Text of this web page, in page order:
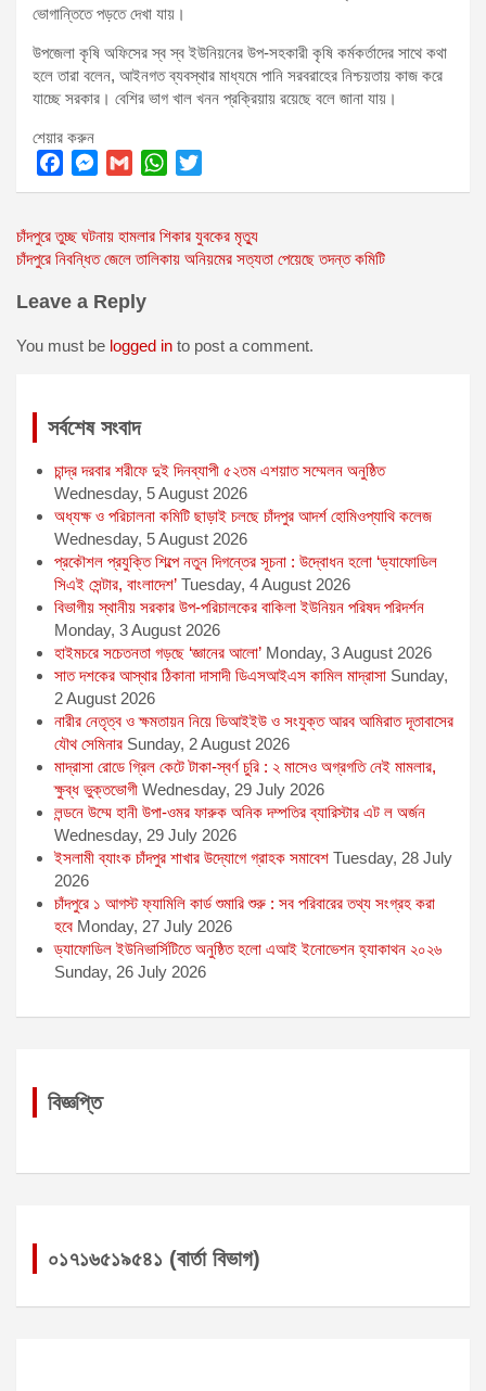
ভোগান্তিতে পড়তে দেখা যায়।
উপজেলা কৃষি অফিসের স্ব স্ব ইউনিয়নের উপ-সহকারী কৃষি কর্মকর্তাদের সাথে কথা
হলে তারা বলেন, আইনগত ব্যবস্থার মাধ্যমে পানি সরবরাহের নিশ্চয়তায় কাজ করে
যাচ্ছে সরকার। বেশির ভাগ খাল খনন প্রক্রিয়ায় রয়েছে বলে জানা যায়।
শেয়ার করুন
F
c
e
o
M
s
s
g
G
a
i
W
a
t
p
T
i
t
r
Post
navigation
চাঁদপুরে তুচ্ছ ঘটনায় হামলার শিকার যুবকের মৃত্যু
চাঁদপুরে নিবন্ধিত জেলে তালিকায় অনিয়মের সত্যতা পেয়েছে তদন্ত কমিটি
Leave a Reply
You must be logged in to post a comment.
সর্বশেষ সংবাদ
চান্দ্র দরবার শরীফে দুই দিনব্যাপী ৫২তম এশয়াত সম্মেলন অনুষ্ঠিত
Wednesday, 5 August 2026
অধ্যক্ষ ও পরিচালনা কমিটি ছাড়াই চলছে চাঁদপুর আদর্শ হোমিওপ্যাথি কলেজ
Wednesday, 5 August 2026
প্রকৌশল প্রযুক্তি শিল্পে নতুন দিগন্তের সূচনা : উদ্বোধন হলো ‘ড্যাফোডিল
সিএই সেন্টার, বাংলাদেশ’ Tuesday, 4 August 2026
বিভাগীয় স্থানীয় সরকার উপ-পরিচালকের বাকিলা ইউনিয়ন পরিষদ পরিদর্শন
Monday, 3 August 2026
হাইমচরে সচেতনতা গড়ছে ‘জ্ঞানের আলো’ Monday, 3 August 2026
সাত দশকের আস্থার ঠিকানা দাসাদী ডিএসআইএস কামিল মাদ্রাসা Sunday,
2 August 2026
নারীর নেতৃত্ব ও ক্ষমতায়ন নিয়ে ডিআইইউ ও সংযুক্ত আরব আমিরাত দূতাবাসের
যৌথ সেমিনার Sunday, 2 August 2026
মাদ্রাসা রোডে গ্রিল কেটে টাকা-স্বর্ণ চুরি : ২ মাসেও অগ্রগতি নেই মামলার,
ক্ষুব্ধ ভুক্তভোগী Wednesday, 29 July 2026
লন্ডনে উম্মে হানী উপা-ওমর ফারুক অনিক দম্পতির ব্যারিস্টার এট ল অর্জন
Wednesday, 29 July 2026
ইসলামী ব্যাংক চাঁদপুর শাখার উদ্যোগে গ্রাহক সমাবেশ Tuesday, 28 July
2026
চাঁদপুরে ১ আগস্ট ফ্যামিলি কার্ড শুমারি শুরু : সব পরিবারের তথ্য সংগ্রহ করা
হবে Monday, 27 July 2026
ড্যাফোডিল ইউনিভার্সিটিতে অনুষ্ঠিত হলো এআই ইনোভেশন হ্যাকাথন ২০২৬
Sunday, 26 July 2026
বিজ্ঞপ্তি
০১৭১৬৫১৯৫৪১ (বার্তা বিভাগ)